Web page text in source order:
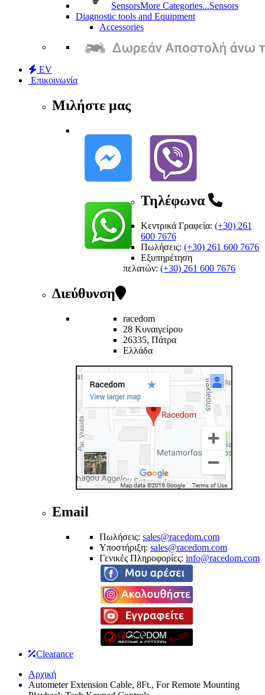
SensorsMore Categories...Sensors
Diagnostic tools and Equipment
Accessories
EV
Επικοινωνία
Μιλήστε μας
Τηλέφωνα
Κεντρικά Γραφεία: (+30) 261
600 7676
Πωλήσεις: (+30) 261 600 7676
Εξυπηρέτηση
πελατών: (+30) 261 600 7676
Διεύθυνση
racedom
28 Κυναιγείρου
26335, Πάτρα
Ελλάδα
Email
Πωλήσεις: sales@racedom.com
Υποστήριξη: sales@racedom.com
Γενικές Πληροφορίες: info@racedom.com
Clearance
Αρχική
Autometer Extension Cable, 8Ft., For Remote Mounting